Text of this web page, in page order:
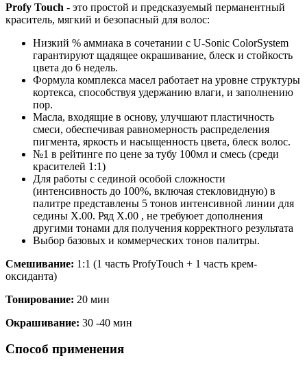
Profy Touch - это простой и предсказуемый перманентный
краситель, мягкий и безопасный для волос:
Низкий % аммиака в сочетании с U-Sonic ColorSystem
гарантируют щадящее окрашивание, блеск и стойкость
цвета до 6 недель.
Формула комплекса масел работает на уровне структуры
кортекса, способствуя удержанию влаги, и заполнению
пор.
Масла, входящие в основу, улучшают пластичность
смеси, обеспечивая равномерность распределения
пигмента, яркость и насыщенность цвета, блеск волос.
№1 в рейтинге по цене за тубу 100мл и смесь (среди
красителей 1:1)
Для работы с сединой особой сложности
(интенсивность до 100%, включая стекловидную) в
палитре представлены 5 тонов интенсивной линии для
седины Х.00. Ряд Х.00 , не требуюет дополнения
другими тонами для получения корректного результата
Выбор базовых и коммерческих тонов палитры.
Смешивание: 1:1 (1 часть ProfyTouch + 1 часть крем-
оксиданта)
Тонирование: 20 мин
Окрашивание: 30 -40 мин
Способ применения